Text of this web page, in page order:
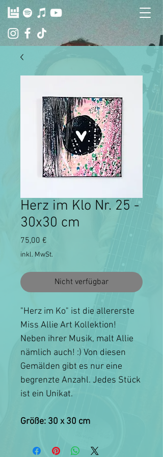
Herz im Klo Nr. 25 -
30x30 cm
75,00 €
inkl. MwSt.
Nicht verfügbar
"Herz im Ko" ist die allererste
Miss Allie Art Kollektion!
Neben ihrer Musik, malt Allie
nämlich auch! :) Von diesen
Gemälden gibt es nur eine
begrenzte Anzahl. Jedes Stück
ist ein Unikat.
Größe: 30 x 30 cm